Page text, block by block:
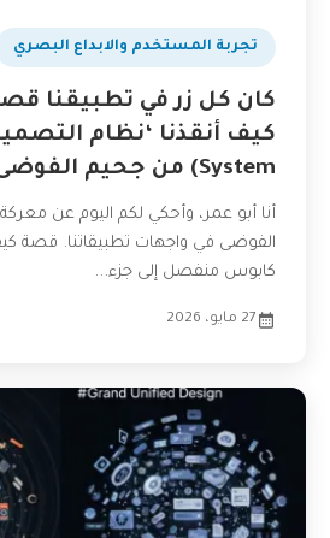
تجربة المستخدم والابداع البصري
كان كل زر في تطبيقنا
System) من جحيم الفوضى البصرية؟
أنا أبو عمر، وأحكي لكم اليوم عن
الفوضى في واجهات تطبيقاتنا. قصة
كابوس منفصل إلى جزء...
27 مايو، 2026